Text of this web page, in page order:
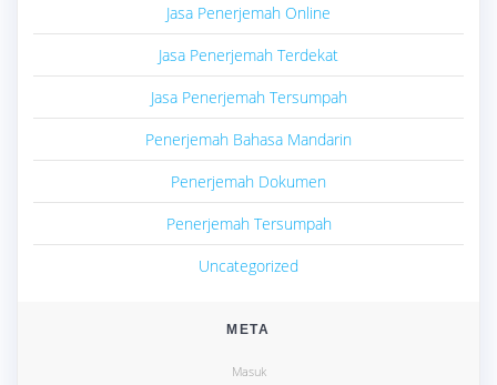
Jasa Penerjemah Online
Jasa Penerjemah Terdekat
Jasa Penerjemah Tersumpah
Penerjemah Bahasa Mandarin
Penerjemah Dokumen
Penerjemah Tersumpah
Uncategorized
META
Masuk